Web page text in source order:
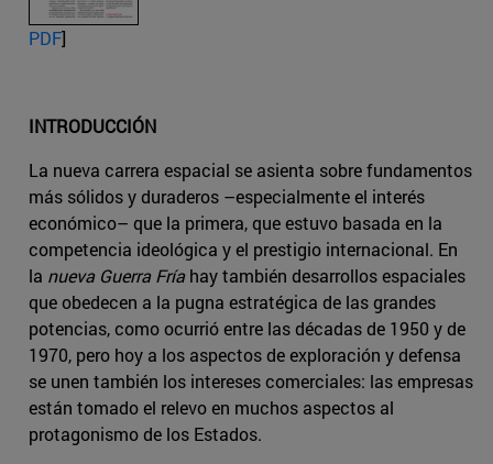
PDF]
INTRODUCCIÓN
La nueva carrera espacial se asienta sobre fundamentos
más sólidos y duraderos –especialmente el interés
económico– que la primera, que estuvo basada en la
competencia ideológica y el prestigio internacional. En
la nueva Guerra Fríahay también desarrollos espaciales
que obedecen a la pugna estratégica de las grandes
potencias, como ocurrió entre las décadas de 1950 y de
1970, pero hoy a los aspectos de exploración y defensa
se unen también los intereses comerciales: las empresas
están tomado el relevo en muchos aspectos al
protagonismo de los Estados.